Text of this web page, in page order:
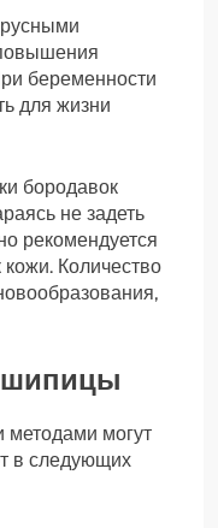
беременности
для жизни
бородавок
не задеть
рекомендуется
Количество
шипицы
методами могут
в следующих